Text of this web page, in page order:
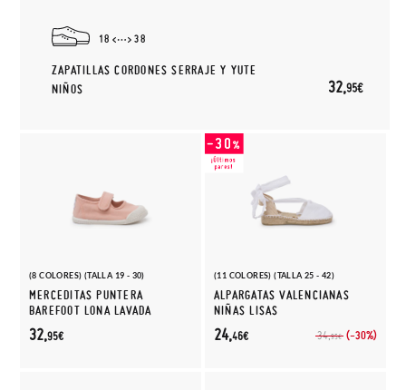
18 38
ZAPATILLAS CORDONES SERRAJE Y YUTE
NIÑOS
32,95€
(8 COLORES) (TALLA 19 - 30)
MERCEDITAS PUNTERA
BAREFOOT LONA LAVADA
32,95€
(11 COLORES) (TALLA 25 - 42)
ALPARGATAS VALENCIANAS
NIÑAS LISAS
34,95€ (-30%)
24,46€